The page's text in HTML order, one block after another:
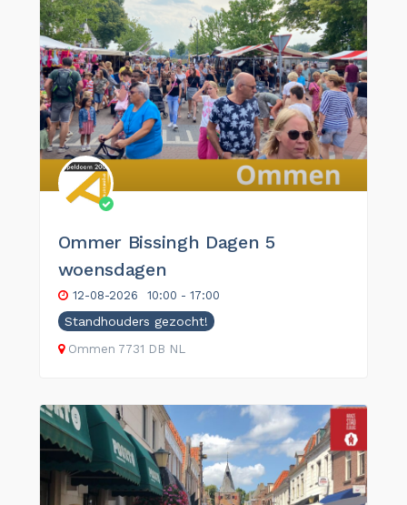
Ommer Bissingh Dagen 5
woensdagen
12-08-2026 10:00 - 17:00
Standhouders gezocht!
Ommen 7731 DB NL